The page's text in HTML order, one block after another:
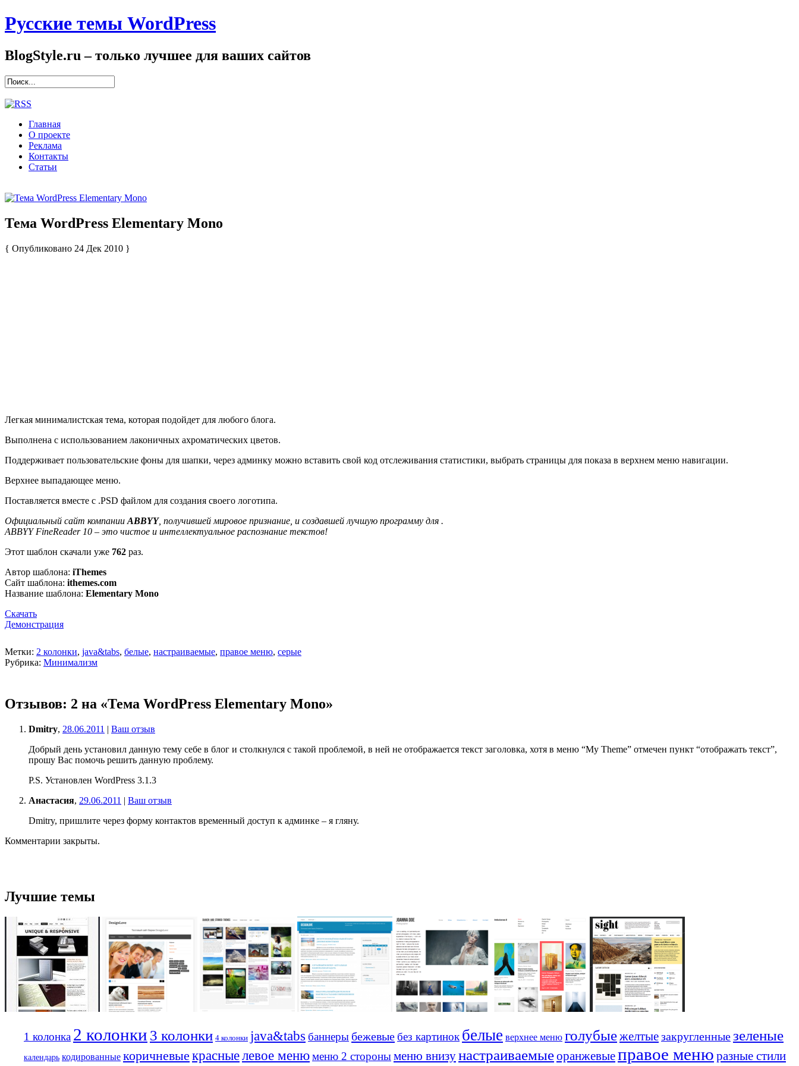
Русские темы WordPress
BlogStyle.ru – только лучшее для ваших сайтов
Главная
О проекте
Реклама
Контакты
Статьи
Тема WordPress Elementary Mono
{ Опубликовано 24 Дек 2010 }
Легкая минималистская тема, которая подойдет для любого блога.
Выполнена с использованием лаконичных ахроматических цветов.
Поддерживает пользовательские фоны для шапки, через админку можно вставить свой код отслеживания статистики, выбрать страницы для показа в верхнем меню навигации.
Верхнее выпадающее меню.
Поставляется вместе с .PSD файлом для создания своего логотипа.
Официальный сайт компании ABBYY, получившей мировое признание, и создавшей лучшую программу для .
ABBYY FineReader 10 – это чистое и интеллектуальное распознание текстов!
Этот шаблон скачали уже 762 раз.
Автор шаблона: iThemes
Сайт шаблона: ithemes.com
Название шаблона: Elementary Mono
Скачать
Демонстрация
Метки: 2 колонки, java&tabs, белые, настраиваемые, правое меню, серые
Рубрика: Минимализм
Отзывов: 2 на «Тема WordPress Elementary Mono»
Dmitry, 28.06.2011 | Ваш отзыв
Добрый день установил данную тему себе в блог и столкнулся с такой проблемой, в ней не отображается текст заголовка, хотя в меню “My Theme” отмечен пункт “отображать текст”,
прошу Вас помочь решить данную проблему.
P.S. Установлен WordPress 3.1.3
Анастасия, 29.06.2011 | Ваш отзыв
Dmitry, пришлите через форму контактов временный доступ к админке – я гляну.
Комментарии закрыты.
Лучшие темы
1 колонка 2 колонки 3 колонки 4 колонки java&tabs баннеры бежевыебез картинок белые верхнее меню голубыежелтыезакругленныезеленые
календарь кодированные коричневые красныелевое менюменю 2 стороныменю внизунастраиваемыеоранжевыеправое меню разные стили